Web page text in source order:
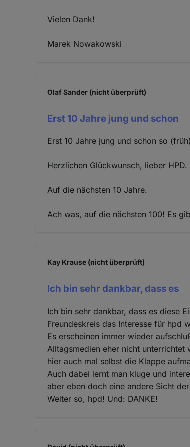
Vielen Dank!
Marek Nowakowski
Olaf Sander (nicht überprüft)
Erst 10 Jahre jung und schon
Erst 10 Jahre jung und schon so
Herzlichen Glückwunsch, lieber HPD.
Auf die nächsten 10 Jahre.
Ach was, auf die nächsten 100! Es
Kay Krause (nicht überprüft)
Ich bin sehr dankbar, dass es
Ich bin sehr dankbar, dass es diese
Freundeskreis das Interesse für hpd
Es erscheinen immer wieder
Alltagsmedien eher nicht
hier auch mal selbst die Klappe
Auch dabei lernt man kluge und
aber eben doch eine andere Sicht
Weiter so, hpd! Und: DANKE!